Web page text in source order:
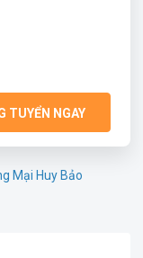
TUYỂN NGAY
Mại Huy Bảo